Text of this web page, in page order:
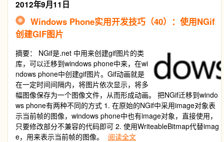
2012年9月11日
Windows Phone实用开发技巧（40）：使用NGif
创建GIF图片
摘要： NGif是.net 中用来创建gif图片的类
库，可以迁移到windows phone中来，在wi
ndows phone中创建gif图片。Gif动画就是
在一定时间间隔内，将图片依次显示，将多
幅图像保存为一个图像文件，从而形成动画。 把NGif迁移到windo
ws phone有两种不同的方式 1. 在原始的NGif中采用image对象表
示当前帧的图像，windows phone中也有image对象，直接使用，
只要修改部分不兼容的代码即可 2. 使用WriteableBitmap代替imag
e，用来表示当前帧的图像。
阅读全文